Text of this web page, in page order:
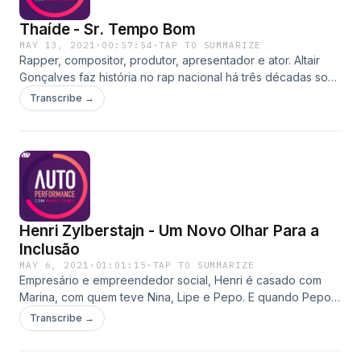
http://t.me/marctawil
Thaíde - Sr. Tempo Bom
MAY 13, 2021 · 00:57:54 ·TAP TO SUMMARIZE
Rapper, compositor, produtor, apresentador e ator. Altair
Gonçalves faz história no rap nacional há três décadas sob
a capa de... Thaíde! Nascido em São Paulo, o rapper é
cultuado por todos os nomes da cena por sua história
mostra porque está mais atual do que nunca. Faça parte do
Canal Autoperformance, no Telegram: https://t.me/marctawil.
Transcribe →
Henri Zylberstajn - Um Novo Olhar Para a
Inclusão
MAY 6, 2021 · 01:01:15 · TAP TO SUMMARIZE
Empresário e empreendedor social, Henri é casado com
Marina, com quem teve Nina, Lipe e Pepo. E quando Pepo,
o caçula, nasceu com síndrome de Down, em 12 de
fevereiro de 2018, Henri e a família se engajaram
Transcribe →